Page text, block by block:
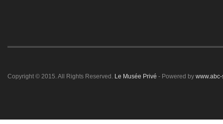
Copyright © 2015. All Rights Reserved. Le Musée Privé - Powered by